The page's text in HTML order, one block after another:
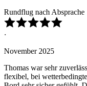
Rundflug nach Absprache
·
November 2025
Thomas war sehr
flexibel, bei